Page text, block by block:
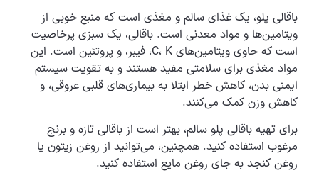
باقالی پلو، یک غذای سالم و مغذی است که منبع خوبی از
ویتامین‌ها و مواد معدنی است. باقالی، یک سبزی پرخاصیت
است که حاوی ویتامین‌های C، K، فیبر، و پروتئین است. این
مواد مغذی برای سلامتی مفید هستند و به تقویت سیستم
ایمنی بدن، کاهش خطر ابتلا به بیماری‌های قلبی عروقی، و
کاهش وزن کمک می‌کنند.
برای تهیه باقالی پلو سالم، بهتر است از باقالی تازه و برنج
مرغوب استفاده کنید. همچنین، می‌توانید از روغن زیتون یا
روغن کنجد به جای روغن مایع استفاده کنید.